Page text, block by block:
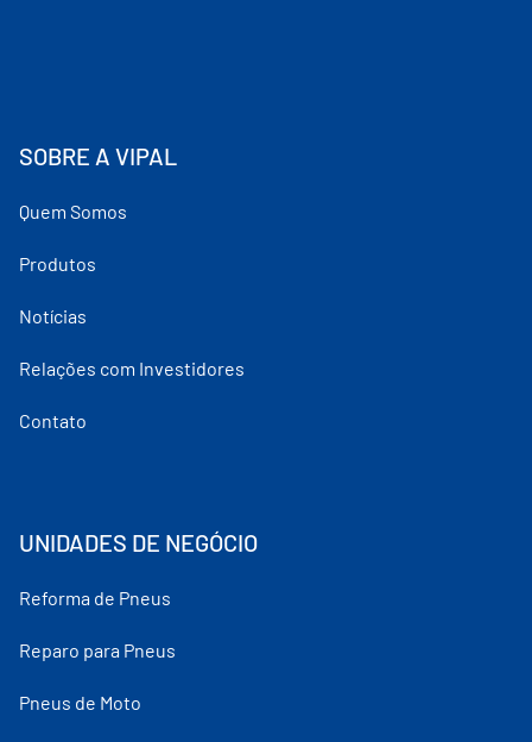
SOBRE A VIPAL
Quem Somos
Produtos
Notícias
Relações com Investidores
Contato
UNIDADES DE NEGÓCIO
Reforma de Pneus
Reparo para Pneus
Pneus de Moto